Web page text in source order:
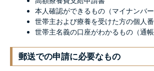
本人確認ができるもの（マイナンバ
世帯主および療養を受けた方の個人
世帯主名義の口座がわかるもの（通
郵送での申請に必要なもの